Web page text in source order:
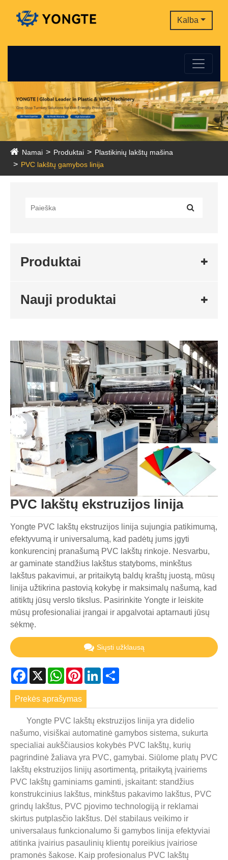
Kalba
Namai Produktai
Plastikinių lakštų mašina
PVC lakštų gamybos linija
Produktai
Nauji produktai
PVC lakštų ekstruzijos linija
Yongte PVC lakštų ekstruzijos linija sujungia patikimumą,
efektyvumą ir universalumą, kad padėtų jums įgyti
konkurencinį pranašumą PVC lakštų rinkoje. Nesvarbu,
ar gaminate standžius lakštus statyboms, minkštus
lakštus pakavimui, ar pritaikytą baldų kraštų juostą, mūsų
linija užtikrina pastovią kokybę ir maksimalų našumą, kad
atitiktų jūsų verslo tikslus. Pasirinkite Yongte ir leiskite
mūsų profesionaliai įrangai ir apgalvotai aptarnauti jūsų
sėkmę.
Siųsti užklausą
Facebook
X WhatsApp
PinterestLinkedIn
Prekės aprašymas
Yongte PVC lakštų ekstruzijos linija yra didelio
našumo, visiškai automatinė gamybos sistema, sukurta
specialiai aukščiausios kokybės PVC lakštų, kurių
pagrindinė žaliava yra PVC, gamybai. Siūlome platų PVC
lakštų ekstruzijos linijų asortimentą, pritaikytą įvairiems
PVC lakštų gaminiams gaminti, įskaitant: standžius
konstrukcinius lakštus, minkštus pakavimo lakštus, PVC
grindų lakštus, PVC pjovimo technologiją ir reklamai
skirtus putplasčio lakštus. Dėl stabilaus veikimo ir
universalaus funkcionalumo ši gamybos linija efektyviai
atitinka įvairius pasaulinių klientų poreikius įvairiose
pramonės šakose. Kaip profesionalus PVC lakštų